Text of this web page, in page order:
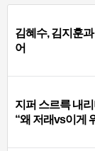
김혜수, 김지훈과
어
지퍼 스르륵 내
“왜 저래vs이게